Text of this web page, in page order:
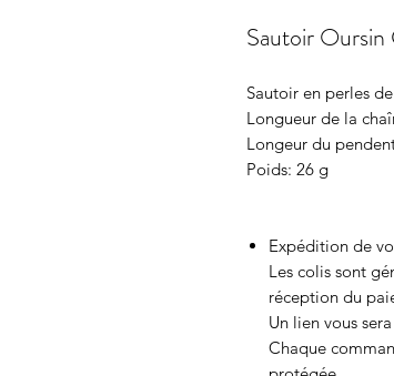
Sautoir Oursin
Sautoir en perles
Longueur de la
Longeur du
Poids: 26 g
Expédition de
Les colis sont
réception du
Un lien vous
Chaque